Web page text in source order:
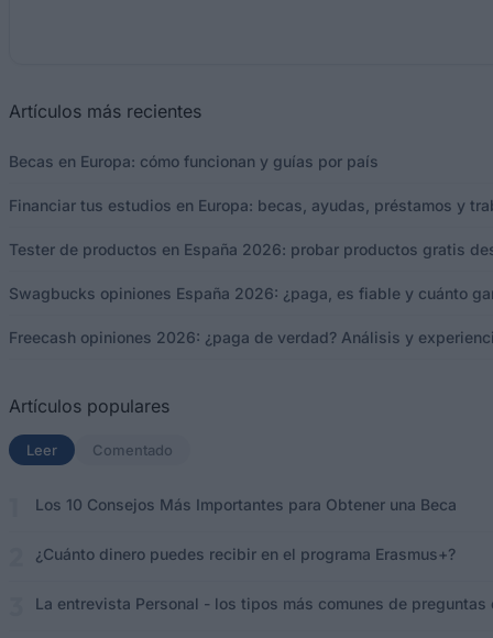
Artículos más recientes
Becas en Europa: cómo funcionan y guías por país
Financiar tus estudios en Europa: becas, ayudas, préstamos y
Tester de productos en España 2026: probar productos gratis
Swagbucks opiniones España 2026: ¿paga, es fiable y cuánto
Freecash opiniones 2026: ¿paga de verdad? Análisis y
Artículos populares
Leer (solapa activa)
Comentado
Los 10 Consejos Más Importantes para Obtener una Beca
¿Cuánto dinero puedes recibir en el programa Erasmus+?
La entrevista Personal - los tipos más comunes de